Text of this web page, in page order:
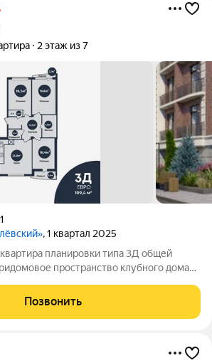
2 этаж из 7
1
, 1 квартал 2025
планировки типа 3Д общей
пространство клубного дома
места Детские площадки Зона
Позвонить